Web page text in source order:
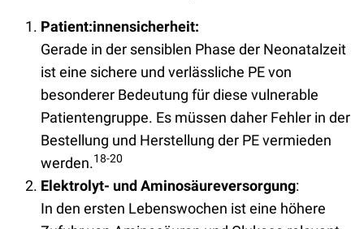
Patient:innensicherheit:
Gerade in der sensiblen Phase der Neonatalzeit
ist eine sichere und verlässliche PE von
besonderer Bedeutung für diese vulnerable
Patientengruppe. Es müssen daher Fehler in der
Bestellung und Herstellung der PE vermieden
werden.18-20
Elektrolyt- und Aminosäureversorgung:
In den ersten Lebenswochen ist eine höhere